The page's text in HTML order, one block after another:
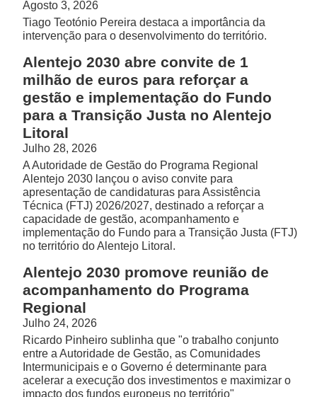
Agosto 3, 2026
Tiago Teotónio Pereira destaca a importância da
intervenção para o desenvolvimento do território.
Alentejo 2030 abre convite de 1
milhão de euros para reforçar a
gestão e implementação do Fundo
para a Transição Justa no Alentejo
Litoral
Julho 28, 2026
A Autoridade de Gestão do Programa Regional
Alentejo 2030 lançou o aviso convite para
apresentação de candidaturas para Assistência
Técnica (FTJ) 2026/2027, destinado a reforçar a
capacidade de gestão, acompanhamento e
implementação do Fundo para a Transição Justa (FTJ)
no território do Alentejo Litoral.
Alentejo 2030 promove reunião de
acompanhamento do Programa
Regional
Julho 24, 2026
Ricardo Pinheiro sublinha que "o trabalho conjunto
entre a Autoridade de Gestão, as Comunidades
Intermunicipais e o Governo é determinante para
acelerar a execução dos investimentos e maximizar o
impacto dos fundos europeus no território"